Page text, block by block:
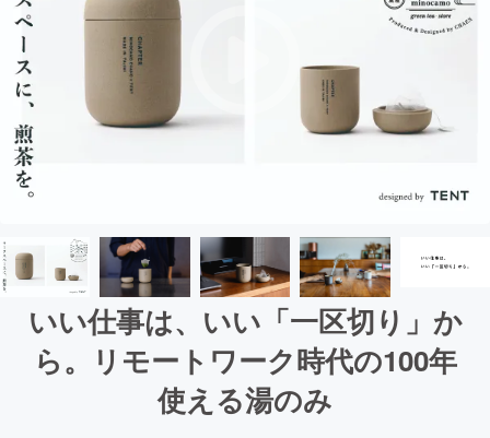
いい仕事は、いい「一区切り」か
ら。リモートワーク時代の100年
使える湯のみ